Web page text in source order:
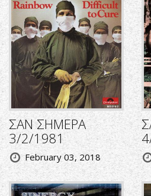
ΣΑΝ ΣΗΜΕΡΑ
3/2/1981
February 03, 2018